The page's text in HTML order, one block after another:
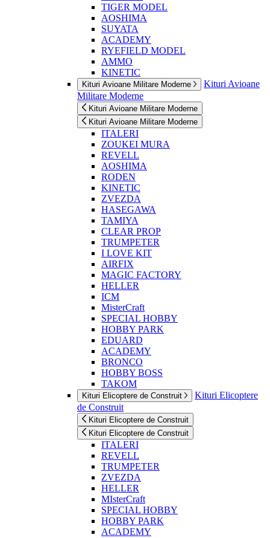
TIGER MODEL
AOSHIMA
SUYATA
ACADEMY
RYEFIELD MODEL
AMMO
KINETIC
Kituri Avioane Militare Moderne
Kituri Avioane
Militare Moderne
Kituri Avioane Militare Moderne
Kituri Avioane Militare Moderne
ITALERI
ZOUKEI MURA
REVELL
AOSHIMA
RODEN
KINETIC
ZVEZDA
HASEGAWA
TAMIYA
CLEAR PROP
TRUMPETER
I LOVE KIT
AIRFIX
MAGIC FACTORY
HELLER
ICM
MisterCraft
SPECIAL HOBBY
HOBBY PARK
EDUARD
ACADEMY
BRONCO
HOBBY BOSS
TAKOM
Kituri Elicoptere de Construit
Kituri Elicoptere
de Construit
Kituri Elicoptere de Construit
Kituri Elicoptere de Construit
ITALERI
REVELL
TRUMPETER
ZVEZDA
HELLER
MIsterCraft
SPECIAL HOBBY
HOBBY PARK
ACADEMY